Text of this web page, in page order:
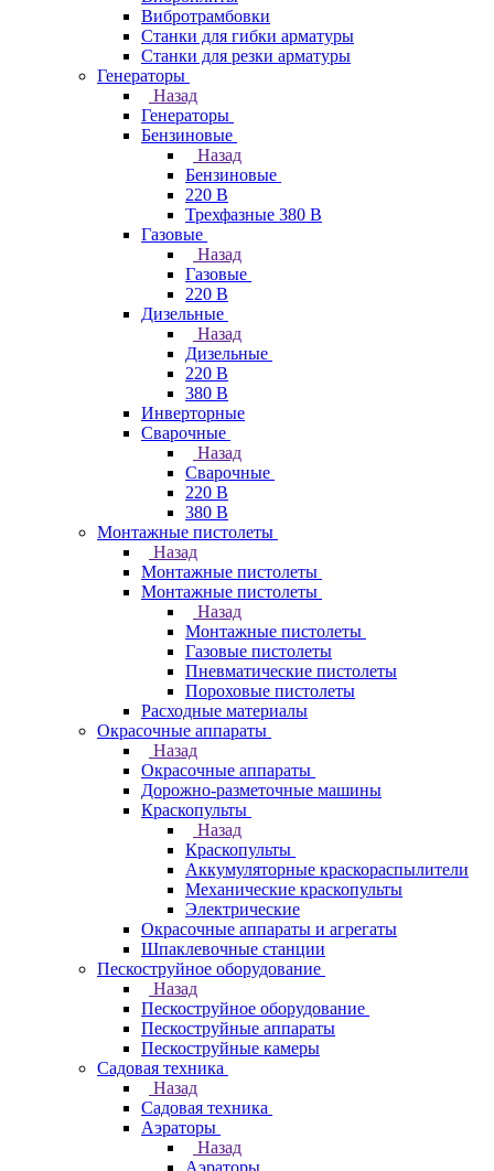
Вибротрамбовки
Станки для гибки арматуры
Станки для резки арматуры
Генераторы
Назад
Генераторы
Бензиновые
Назад
Бензиновые
220 В
Трехфазные 380 В
Газовые
Назад
Газовые
220 В
Дизельные
Назад
Дизельные
220 В
380 В
Инверторные
Сварочные
Назад
Сварочные
220 В
380 В
Монтажные пистолеты
Назад
Монтажные пистолеты
Монтажные пистолеты
Назад
Монтажные пистолеты
Газовые пистолеты
Пневматические пистолеты
Пороховые пистолеты
Расходные материалы
Окрасочные аппараты
Назад
Окрасочные аппараты
Дорожно-разметочные машины
Краскопульты
Назад
Краскопульты
Аккумуляторные краскораспылители
Механические краскопульты
Электрические
Окрасочные аппараты и агрегаты
Шпаклевочные станции
Пескоструйное оборудование
Назад
Пескоструйное оборудование
Пескоструйные аппараты
Пескоструйные камеры
Садовая техника
Назад
Садовая техника
Аэраторы
Назад
Аэраторы